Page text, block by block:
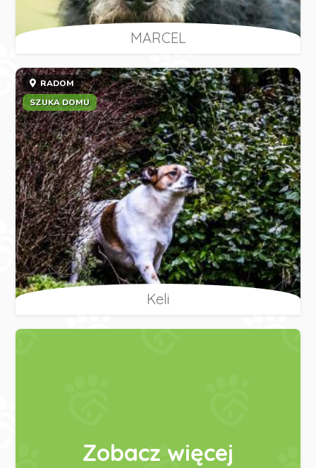
MARCEL
RADOM
SZUKA DOMU
Keli
Zobacz więcej